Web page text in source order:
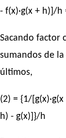
- f(x)·g(x + h)]/h
Sacando factor
sumandos de
últimos,
(2) = {1/
h) - g(x)]}/h